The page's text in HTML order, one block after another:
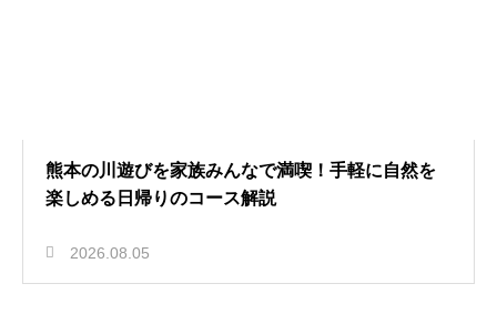
熊本の川遊びを家族みんなで満喫！手軽に自然を
楽しめる日帰りのコース解説
2026.08.05